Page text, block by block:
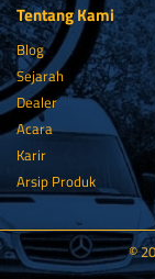
Tentang Kami
Blog
Sejarah
Dealer
Acara
Karir
Arsip Produk
©